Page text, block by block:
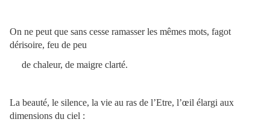
On ne peut que sans cesse ramasser les mêmes mots, fagot
dérisoire, feu de peu
de chaleur, de maigre clarté.
La beauté, le silence, la vie au ras de l’Etre, l’œil élargi aux
dimensions du ciel :